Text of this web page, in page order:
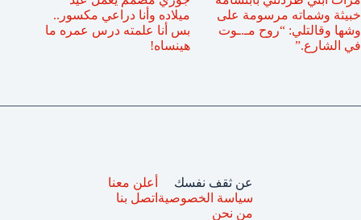
خبيثة وشماته مرسومة على
وشها وقالتلي: “روح مـ.ـوت
في الشارع.”
ميلاده وأنا دراعي مكسور..
بس أنا علمته درس عمره ما
هينساه!
عن ثقف نفسك
سياسة الخصوصية
من نحن
أعلن معنا
اتصل بنا